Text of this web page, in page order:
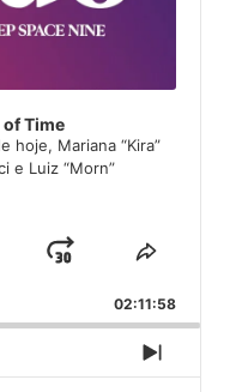
Time
hoje, Mariana “Kira”
e Luiz “Morn”
Jump
Forward
Share
Episode
02:11:58
Next